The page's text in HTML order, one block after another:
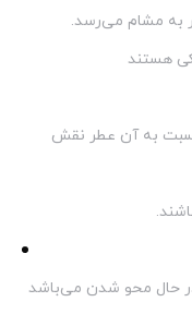
به مشام می‌رسد.
هستند
به آن عطر نقش
حال محو شدن می‌باشد